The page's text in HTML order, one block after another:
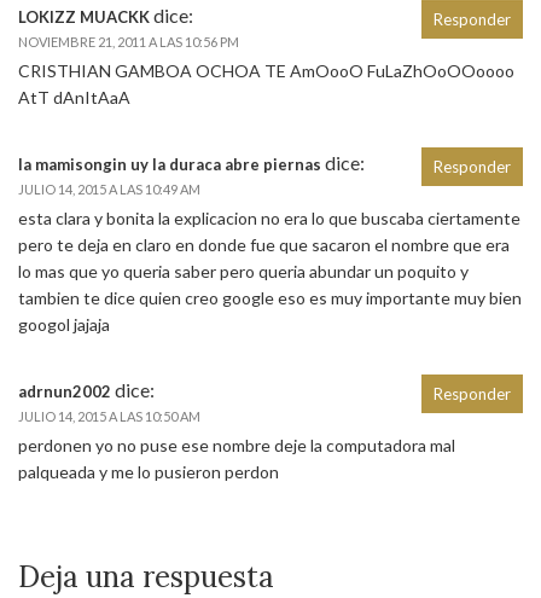
LOKIZZ MUACKKdice:
NOVIEMBRE 21, 2011 A LAS 10:56 PM
CRISTHIAN GAMBOA OCHOA TE AmOooO FuLaZhOoOOoooo
AtT dAnItAaA
Responder
la mamisongin uy la duraca abre piernas dice:
JULIO 14, 2015 A LAS 10:49 AM
esta clara y bonita la explicacion no era lo que buscaba ciertamente
pero te deja en claro en donde fue que sacaron el nombre que era
lo mas que yo queria saber pero queria abundar un poquito y
tambien te dice quien creo google eso es muy importante muy bien
googol jajaja
Responder
adrnun2002 dice:
JULIO 14, 2015 A LAS 10:50 AM
perdonen yo no puse ese nombre deje la computadora mal
palqueada y me lo pusieron perdon
Responder
Deja una respuesta